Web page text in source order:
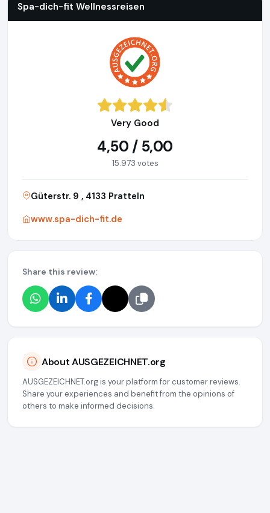
Spa-dich-fit Wellnessreisen
Very Good
4,50 / 5,00
15.973 votes
Güterstr. 9 , 4133 Pratteln
www.spa-dich-fit.de
Share this review:
About AUSGEZEICHNET.org
AUSGEZEICHNET.org is your platform for customer reviews.
Share your experiences and benefit from the opinions of
others to make informed decisions.